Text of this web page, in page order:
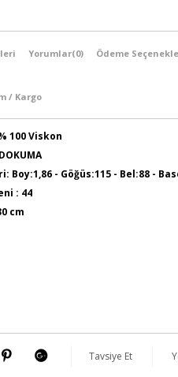
Yorumlar(0) Ödeme
/ Kargo
100 Viskon
Boy:1,86 - Göğüs:115 - Bel:88 -
: 44
cm
Tavsiye Et